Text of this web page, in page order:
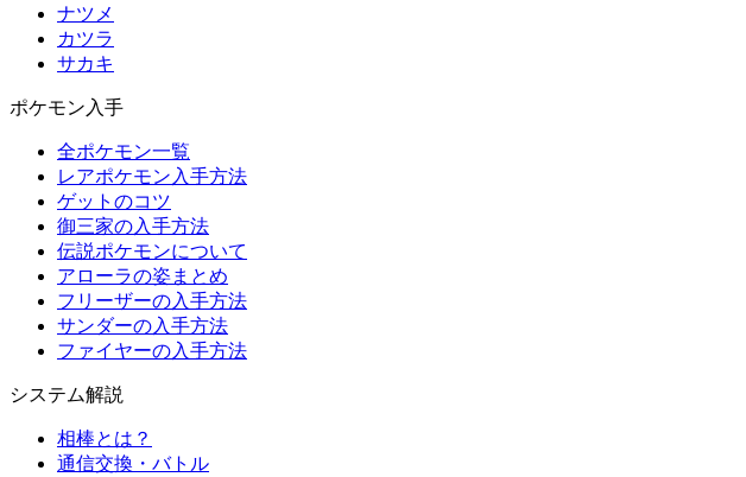
ナツメ
カツラ
サカキ
ポケモン入手
全ポケモン一覧
レアポケモン入手方法
ゲットのコツ
御三家の入手方法
伝説ポケモンについて
アローラの姿まとめ
フリーザーの入手方法
サンダーの入手方法
ファイヤーの入手方法
システム解説
相棒とは？
通信交換・バトル